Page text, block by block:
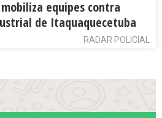
equipes contra
de Itaquaquecetuba
RADAR POLICIAL